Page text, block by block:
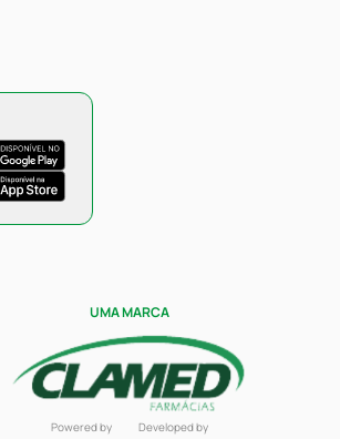
UMA MARCA
Powered by Developed by